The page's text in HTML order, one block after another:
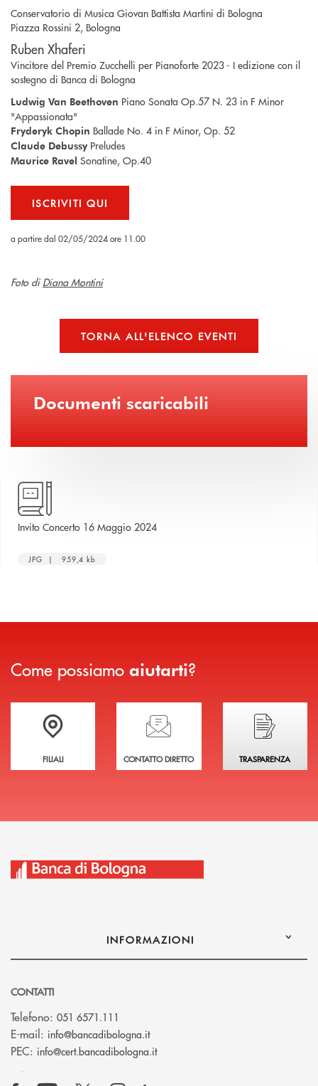
Conservatorio di Musica Giovan Battista Martini di Bologna
Piazza Rossini 2, Bologna
Ruben Xhaferi
Vincitore del Premio Zucchelli per Pianoforte 2023 - I edizione con il
sostegno di Banca di Bologna
Ludwig Van Beethoven Piano Sonata Op.57 N. 23 in F Minor
"Appassionata"
Fryderyk Chopin Ballade No. 4 in F Minor, Op. 52
Claude Debussy Preludes
Maurice Ravel Sonatine, Op.40
ISCRIVITI QUI
a partire dal 02/05/2024ore 11.00
Foto di Diana Montini
TORNA ALL'ELENCO EVENTI
Documenti scaricabili
Invito Concerto 16 Maggio 2024apre una nuova finestra
JPG | 959,4 kb
Come possiamo aiutarti?
Trova la filiale più vicina a te
FILIALI
Hai bisogno di assistenza immediata?
CONTATTO DIRETTO
Hai bisogno di
TRASPARENZA
INFORMAZIONI
CONTATTI
Telefono: 051 6571.111
E-mail: info@bancadibologna.it(si apre l’app di posta elettronica)
PEC: info@cert.bancadibologna.it(si apre l’app di posta